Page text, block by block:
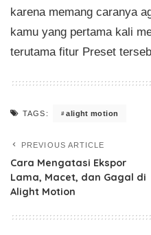
karena memang caranya
kamu yang pertama kali
terutama fitur Preset
TAGS: alight motion
PREVIOUS ARTICLE
Cara Mengatasi Ekspor
Lama, Macet, dan Gagal di
Alight Motion